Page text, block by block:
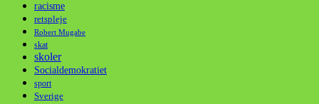
racisme
retspleje
Robert Mugabe
skat
skoler
Socialdemokratiet
sport
Sverige